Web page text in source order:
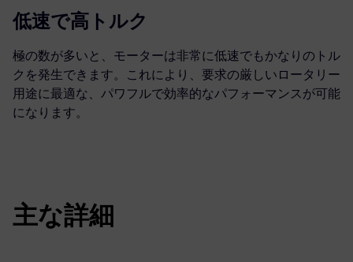
低速で高トルク
極の数が多いと、モーターは非常に低速でもかなりのトル
クを発生できます。これにより、要求の厳しいロータリー
用途に最適な、パワフルで効率的なパフォーマンスが可能
になります。
主な詳細